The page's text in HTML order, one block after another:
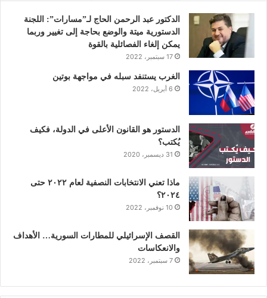
و
ك
ر
د
إ
و
ب
ق
الدكتور عبد الرحمن الحاج لـ”مسارات”: اللجنة
الدستورية ميتة والوضع بحاجة إلى تغيير وربما
يمكن إلغاء الفصائلية بالقوة
17 سبتمبر، 2022
الغرب يستنفد سبله في مواجهة بوتين
6 أبريل، 2022
الدستور هو القانون الأعلى في الدولة، فكيف
يُكتب؟
31 ديسمبر، 2020
ماذا تعني الانتخابات النصفية لعام ٢٠٢٢ حتى
٢٠٢٤؟
10 نوفمبر، 2022
القصف الإسرائيلي للمطارات السورية… الأهداف
والانعكاسات
7 سبتمبر، 2022